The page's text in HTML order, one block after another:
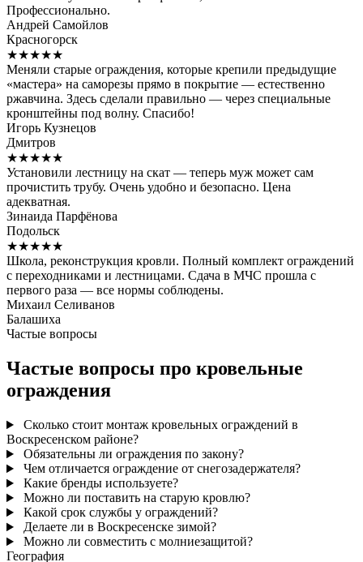
Профессионально.
Андрей Самойлов
Красногорск
★★★★★
Меняли старые ограждения, которые крепили предыдущие
«мастера» на саморезы прямо в покрытие — естественно
ржавчина. Здесь сделали правильно — через специальные
кронштейны под волну. Спасибо!
Игорь Кузнецов
Дмитров
★★★★★
Установили лестницу на скат — теперь муж может сам
прочистить трубу. Очень удобно и безопасно. Цена
адекватная.
Зинаида Парфёнова
Подольск
★★★★★
Школа, реконструкция кровли. Полный комплект ограждений
с переходниками и лестницами. Сдача в МЧС прошла с
первого раза — все нормы соблюдены.
Михаил Селиванов
Балашиха
Частые вопросы
Частые вопросы про кровельные
ограждения
Сколько стоит монтаж кровельных ограждений в
Воскресенском районе?
Обязательны ли ограждения по закону?
Чем отличается ограждение от снегозадержателя?
Какие бренды используете?
Можно ли поставить на старую кровлю?
Какой срок службы у ограждений?
Делаете ли в Воскресенске зимой?
Можно ли совместить с молниезащитой?
География